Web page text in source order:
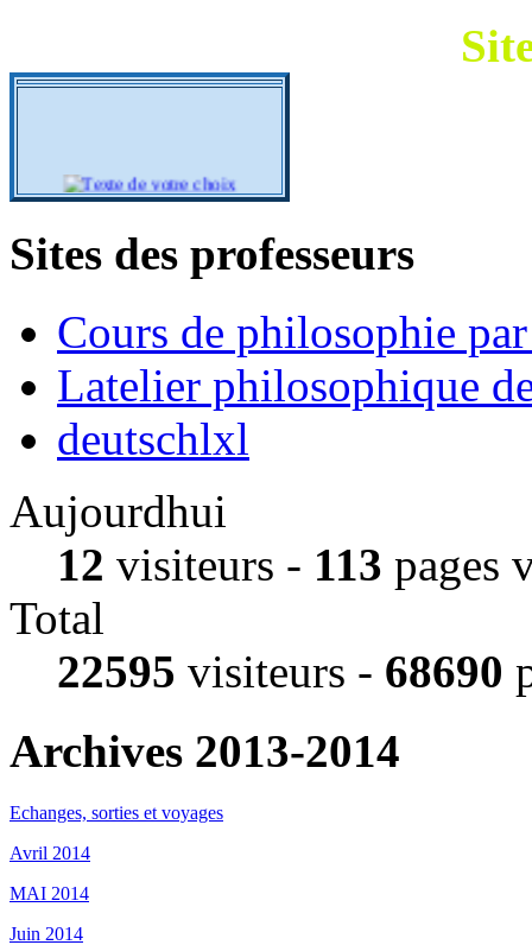
Sites des professeurs
Cours de philosophie
Latelier philosophique
deutschlxl
Aujourdhui
12 visiteurs - 113 pages
Total
22595 visiteurs - 68690
Archives 2013-2014
Echanges, sorties et voyages
Avril 2014
MAI 2014
Juin 2014